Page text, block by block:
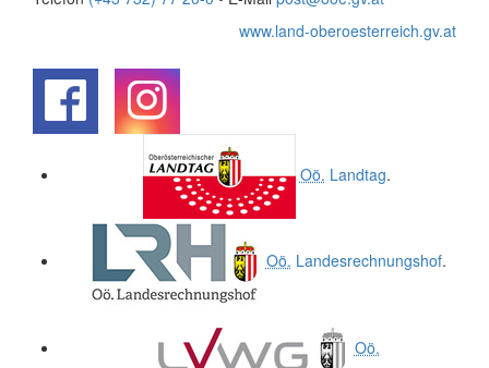
www.land-oberoesterreich.gv.at
Oö. Landtag.
Oö. Landesrechnungshof.
Oö.